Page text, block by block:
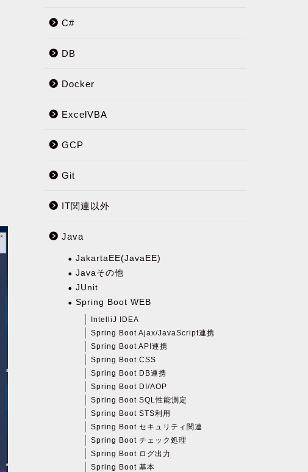
C#
DB
Docker
ExcelVBA
GCP
Git
IT関連以外
Java
JakartaEE(JavaEE)
Javaその他
JUnit
Spring Boot WEB
IntelliJ IDEA
Spring Boot Ajax/JavaScript連携
Spring Boot API連携
Spring Boot CSS
Spring Boot DB連携
Spring Boot DI/AOP
Spring Boot SQL性能測定
Spring Boot STS利用
Spring Boot セキュリティ関連
Spring Boot チェック処理
Spring Boot ログ出力
Spring Boot 基本